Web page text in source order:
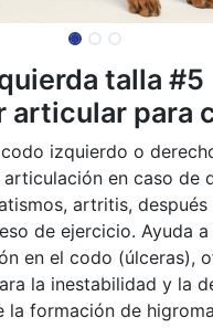
talla #5
articular para
izquierdo o
en caso de
artritis, después
de ejercicio. Ayuda
en el codo (úlceras),
la inestabilidad y la
la formación de